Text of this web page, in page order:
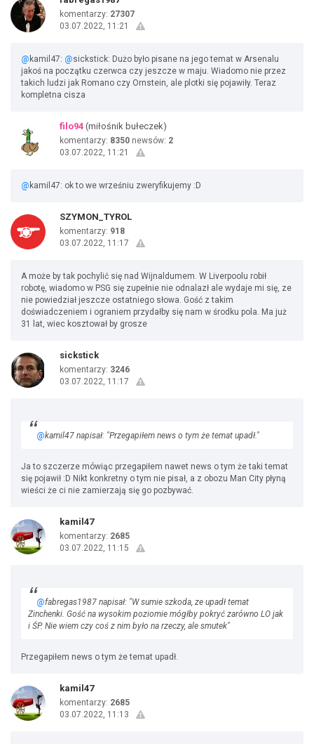
komentarzy: 27307
03.07.2022, 11:21
@ kamil47: @sickstick: Dużo było pisane na jego temat w Arsenalu
jakoś na początku czerwca czy jeszcze w maju. Wiadomo nie przez
takich ludzi jak Romano czy Ornstein, ale plotki się pojawiły. Teraz
kompletna cisza
filo94 (miłośnik bułeczek)
komentarzy: 8350 newsów: 2
03.07.2022, 11:21
@ kamil47: ok to we wrześniu zweryfikujemy :D
SZYMON_TYROL
komentarzy: 918
03.07.2022, 11:17
A może by tak pochylić się nad Wijnaldumem. W Liverpoolu robił
robotę, wiadomo w PSG się zupełnie nie odnalazł ale wydaje mi się, ze
nie powiedział jeszcze ostatniego słowa. Gość z takim
doświadczeniem i ograniem przydałby się nam w środku pola. Ma już
31 lat, wiec kosztował by grosze
sickstick
komentarzy: 3246
03.07.2022, 11:17
@kamil47 napisał: "Przegapiłem news o tym że temat upadł."
Ja to szczerze mówiąc przegapiłem nawet news o tym że taki temat
się pojawił :D Nikt konkretny o tym nie pisał, a z obozu Man City płyną
wieści że ci nie zamierzają się go pozbywać.
kamil47
komentarzy: 2685
03.07.2022, 11:15
@fabregas1987 napisał: "W sumie szkoda, ze upadł temat
Zinchenki. Gość na wysokim poziomie mógłby pokryć zarówno LO jak
i ŚP. Nie wiem czy coś z nim było na rzeczy, ale smutek"
Przegapiłem news o tym że temat upadł.
kamil47
komentarzy: 2685
03.07.2022, 11:13